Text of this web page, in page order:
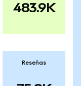
483.9K
Reseñas